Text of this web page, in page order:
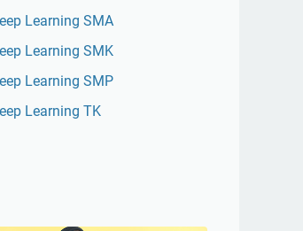
Learning SMA
Learning SMK
Learning SMP
Learning TK